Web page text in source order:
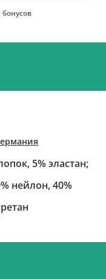
бонусов
5% эластан;
нейлон, 40%